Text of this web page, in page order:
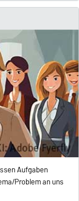
Aufgaben
Problem an uns